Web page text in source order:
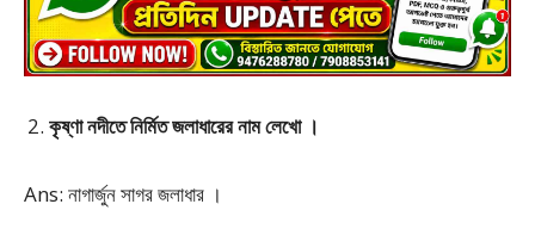
কৃষ্ণা নদীতে নির্মিত জলাধারের নাম লেখো ।
Ans: নাগার্জুন সাগর জলাধার ।